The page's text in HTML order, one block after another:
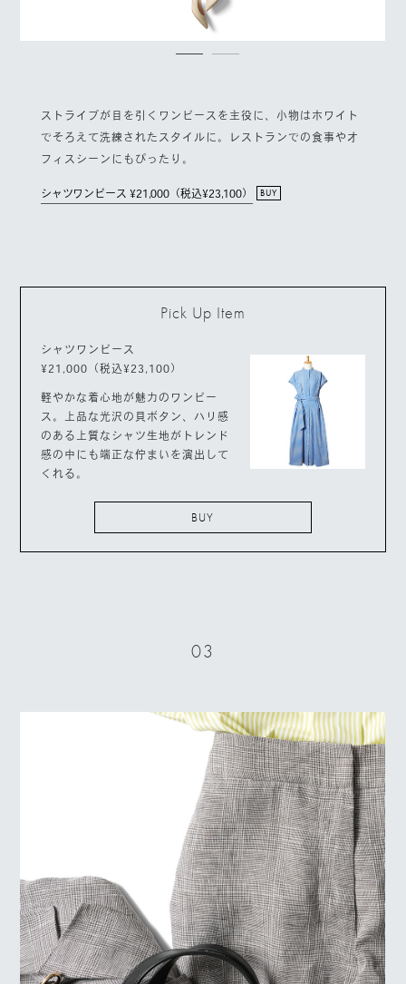
ストライプが目を引くワンピースを主役に、小物はホワイト
でそろえて洗練されたスタイルに。レストランでの食事やオ
フィスシーンにもぴったり。
シャツワンピース ¥21,000（税込¥23,100） BUY
Pick Up Item
シャツワンピース
¥21,000（税込¥23,100）
軽やかな着心地が魅力のワンピー
ス。上品な光沢の貝ボタン、ハリ感
のある上質なシャツ生地がトレンド
感の中にも端正な佇まいを演出して
くれる。
BUY
03